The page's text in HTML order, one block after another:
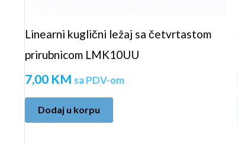
Linearni kuglični ležaj sa četvrtastom
prirubnicom LMK10UU
7,00 KM sa PDV-om
Dodaj u korpu